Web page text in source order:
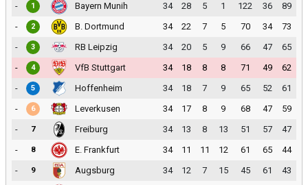
-
1 Bayern Munih 34 28 5 1 122 36
89
-
2 B. Dortmund 34 22 7 5 70 34
73
-
3 RB Leipzig 34 20 5 9 66 47
65
-
4 VfB Stuttgart 34 18 8 8 71 49
62
-
5 Hoffenheim 34 18 7 9 65 52
61
-
6 Leverkusen 34 17 8 9 68 47
59
-
7 Freiburg 34 13 8 13 51 57
47
-
8 E. Frankfurt 34 11 11 12 61 65
44
-
9 Augsburg 34 12 7 15 45 61
43